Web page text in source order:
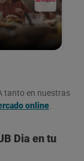
tanto en nuestras
online.
Dia en tu